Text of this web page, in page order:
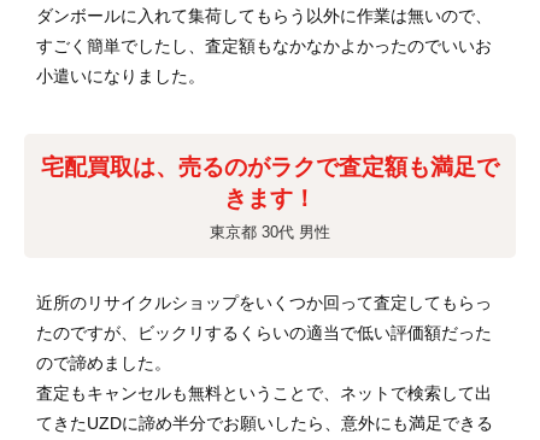
ダンボールに入れて集荷してもらう以外に作業は無いので、
すごく簡単でしたし、査定額もなかなかよかったのでいいお
小遣いになりました。
宅配買取は、売るのがラクで査定額も満足で
きます！
東京都 30代 男性
近所のリサイクルショップをいくつか回って査定してもらっ
たのですが、ビックリするくらいの適当で低い評価額だった
ので諦めました。
査定もキャンセルも無料ということで、ネットで検索して出
てきたUZDに諦め半分でお願いしたら、意外にも満足できる